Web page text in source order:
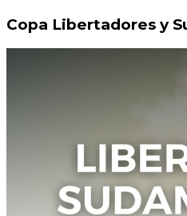
Copa Libertadores y